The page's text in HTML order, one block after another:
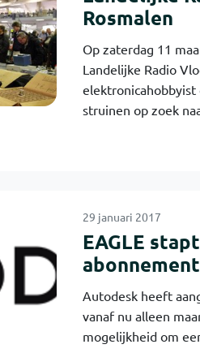
Rosmalen
Op zaterdag 11
Landelijke Radio
elektronicahobbyist
struinen op zoek
29 januari 2017
EAGLE
abonnement
Autodesk heeft
vanaf nu alleen
mogelijkheid om